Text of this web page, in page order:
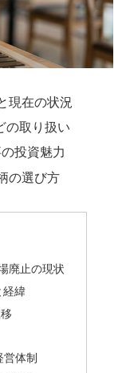
現在の状況
の取り扱い
投資魅力
の選び方
廃止の現状
経緯
体制